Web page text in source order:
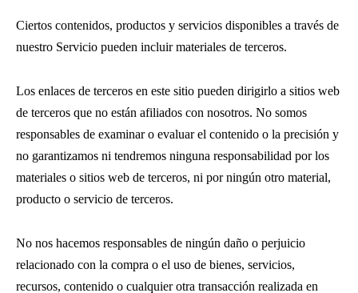
Ciertos contenidos, productos y servicios disponibles a través de
nuestro Servicio pueden incluir materiales de terceros.
Los enlaces de terceros en este sitio pueden dirigirlo a sitios web
de terceros que no están afiliados con nosotros. No somos
responsables de examinar o evaluar el contenido o la precisión y
no garantizamos ni tendremos ninguna responsabilidad por los
materiales o sitios web de terceros, ni por ningún otro material,
producto o servicio de terceros.
No nos hacemos responsables de ningún daño o perjuicio
relacionado con la compra o el uso de bienes, servicios,
recursos, contenido o cualquier otra transacción realizada en